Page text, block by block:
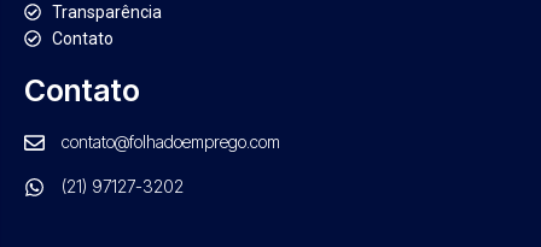
Transparência
Contato
Contato
contato@folhadoemprego.com
(21) 97127-3202